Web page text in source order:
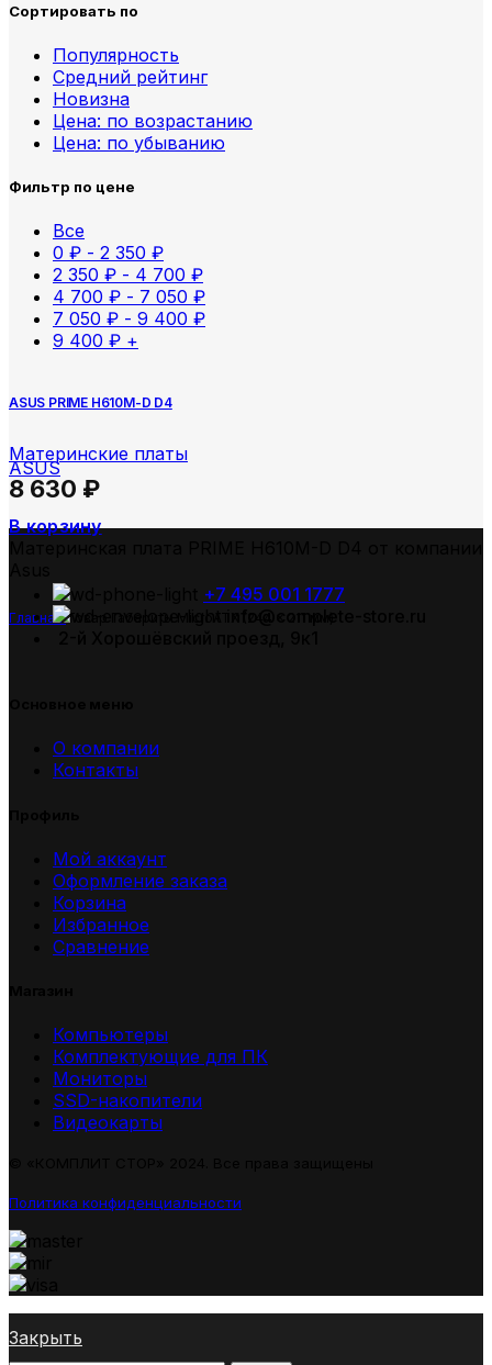
Сортировать по
Популярность
Средний рейтинг
Новизна
Цена: по возрастанию
Цена: по убыванию
Фильтр по цене
Все
0 ₽ - 2 350 ₽
2 350 ₽ - 4 700 ₽
4 700 ₽ - 7 050 ₽
7 050 ₽ - 9 400 ₽
9 400 ₽ +
ASUS PRIME H610M-D D4
Материнские платы
ASUS
8 630 ₽
В корзину
ГлавнаяТовар Габариты
+7 495 001 1777
О компании
Контакты
Мой аккаунт
Оформление заказа
Корзина
Избранное
Сравнение
Компьютеры
Комплектующие для ПК
Мониторы
SSD-накопители
Видеокарты
Политика конфиденциальности
Закрыть